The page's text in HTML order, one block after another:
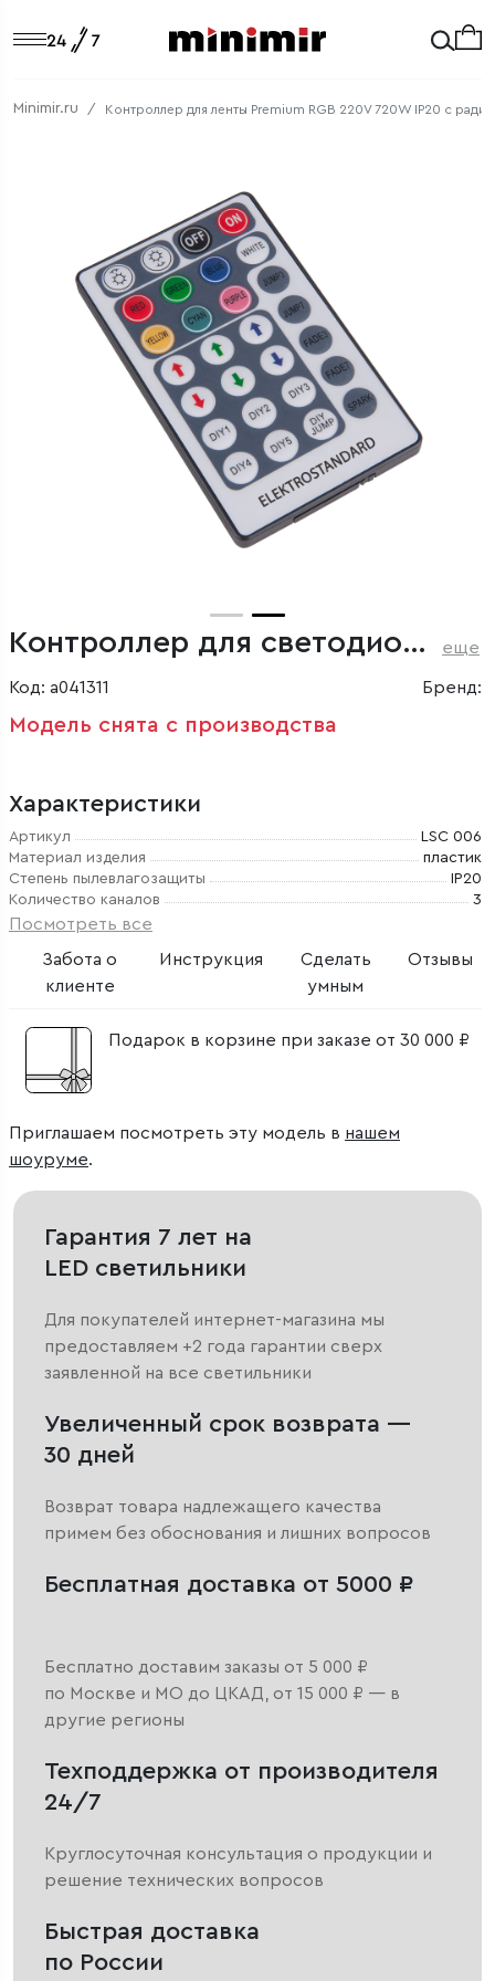
Minimir.ru Контроллер для ленты Premium RGB 220V 720W IP20 с
Контроллер для светодиодной ленты RGB Premium с ПДУ 220V (радио) IP20 еще
Код: a041311 Бренд:
Модель снята с производства
Характеристики
Артикул
LSC 006
Материал изделия
пластик
Степень пылевлагозащиты
IP20
Количество каналов
3
Посмотреть все
Забота о
клиенте
Инструкция
Сделать
умным
Отзывы
Подарок в корзине при заказе от 30 000 ₽
Приглашаем посмотреть эту модель в нашем
шоуруме.
Гарантия 7 лет на
LED светильники
Для покупателей интернет-магазина мы
предоставляем +2 года гарантии сверх
заявленной на все светильники
Увеличенный срок возврата —
30 дней
Возврат товара надлежащего качества
примем без обоснования и лишних вопросов
Бесплатная доставка от 5000 ₽
Бесплатно доставим заказы от 5 000 ₽
по Москве и МО до ЦКАД, от 15 000 ₽ — в
другие регионы
Техподдержка от производителя
24/7
Круглосуточная консультация о продукции и
решение технических вопросов
Быстрая доставка
по России